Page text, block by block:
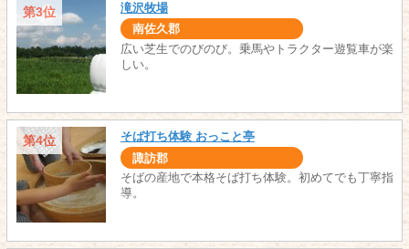
第3位 滝沢牧場
南佐久郡
広い芝生でのびのび。乗馬やトラクター遊覧車が楽
しい。
第4位 そば打ち体験 おっこと亭
諏訪郡
そばの産地で本格そば打ち体験。初めてでも丁寧指
導。